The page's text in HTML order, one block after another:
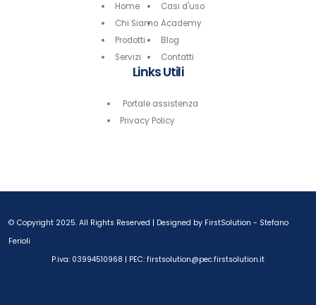
Home
Chi Siamo
Prodotti
Servizi
Casi d'uso
Academy
Blog
Contatti
Links Utili
Portale assistenza
Privacy Policy
© Copyright 2025. All Rights Reserved | Designed by FirstSolution - Stefano
Ferioli
P.iva: 03994510968 | PEC: firstsolution@pec.firstsolution.it